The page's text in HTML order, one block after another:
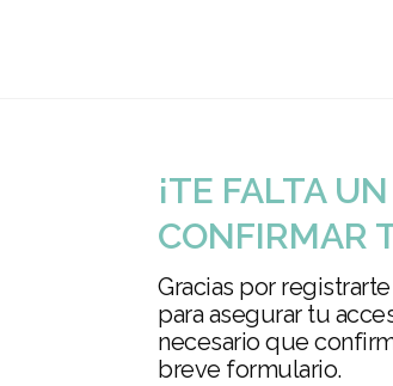
¡TE FALTA
CONFIRMAR
Gracias por registrarte
para asegurar tu
necesario que
breve formulario.